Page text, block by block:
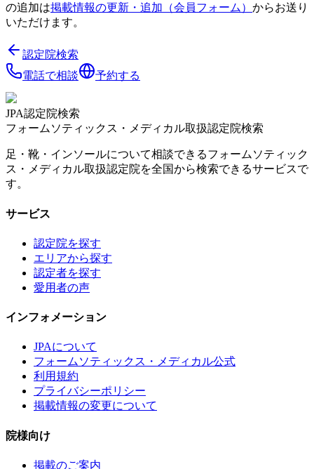
の追加は掲載情報の更新・追加（会員フォーム） からお送り
いただけます。
認定院検索
電話で相談
予約する
JPA認定院検索
フォームソティックス・メディカル取扱認定院検索
足・靴・インソールについて相談できるフォームソティック
ス・メディカル取扱認定院を全国から検索できるサービスで
す。
サービス
認定院を探す
エリアから探す
認定者を探す
愛用者の声
インフォメーション
JPAについて
フォームソティックス・メディカル公式
利用規約
プライバシーポリシー
掲載情報の変更について
院様向け
掲載のご案内